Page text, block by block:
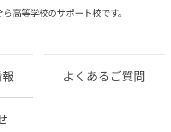
⾼等学校のサポート校です。
よくあるご質問